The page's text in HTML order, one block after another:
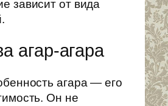
зависит от вида
агар-агара
агара — его
Он не